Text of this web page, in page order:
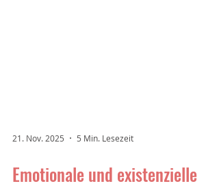
21. Nov. 2025 5 Min. Lesezeit